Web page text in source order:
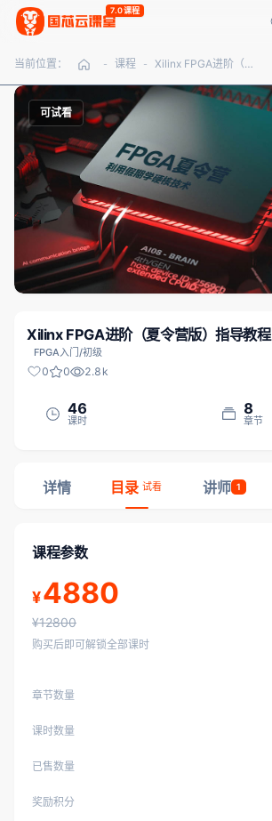
7.0课程
当前位置： - 课程 - Xilinx FPGA进阶（夏令营版）指导教程
可试看
Xilinx FPGA进阶（夏令营版）指导教程
FPGA入门/初级
0 0 2.8k
46
课时
8
章节
详情 目录 试看 讲师 1
课程参数
¥4880
¥12800
购买后即可解锁全部课时
章节数量
课时数量
已售数量
奖励积分